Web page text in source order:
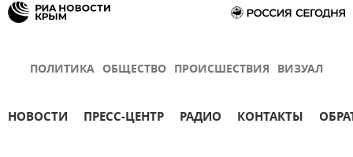
ПОЛИТИКА ОБЩЕСТВО ПРОИСШЕСТВИЯ ВИЗУАЛ
НОВОСТИ ПРЕСС-ЦЕНТР РАДИО КОНТАКТЫ